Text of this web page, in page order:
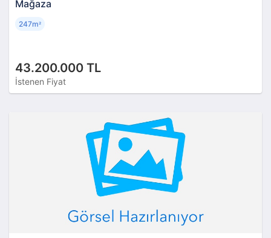
Mağaza
43.200.000 TL
İstenen Fiyat
247m²